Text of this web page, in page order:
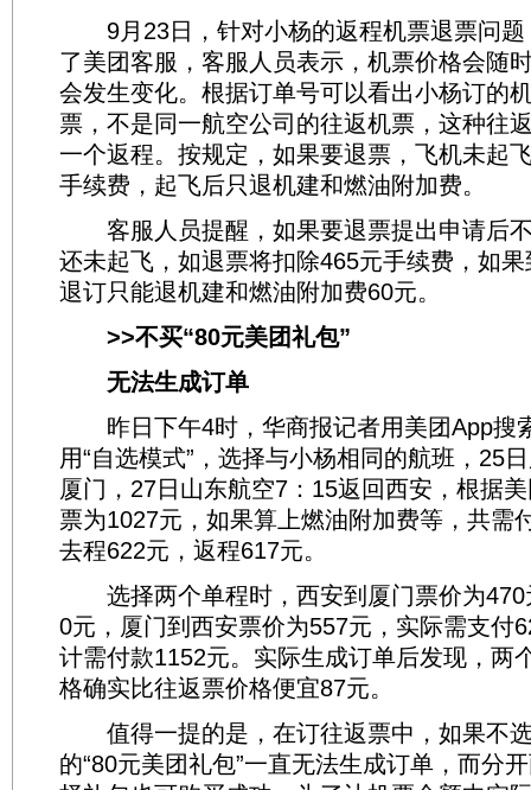
9月23日，针对小杨的返程机票退票问题
了美团客服，客服人员表示，机票价格会随
会发生变化。根据订单号可以看出小杨订的
票，不是同一航空公司的往返机票，这种往
一个返程。按规定，如果要退票，飞机未起
手续费，起飞后只退机建和燃油附加费。
客服人员提醒，如果要退票提出申请后
还未起飞，如退票将扣除465元手续费，如
退订只能退机建和燃油附加费60元。
>>不买“80元美团礼包”
无法生成订单
昨日下午4时，华商报记者用美团App搜
用“自选模式”，选择与小杨相同的航班，25
厦门，27日山东航空7：15返回西安，根据美
票为1027元，如果算上燃油附加费等，共需
去程622元，返程617元。
选择两个单程时，西安到厦门票价为470
0元，厦门到西安票价为557元，实际需支付
计需付款1152元。实际生成订单后发现，两
格确实比往返票价格便宜87元。
值得一提的是，在订往返票中，如果不
的“80元美团礼包”一直无法生成订单，而分